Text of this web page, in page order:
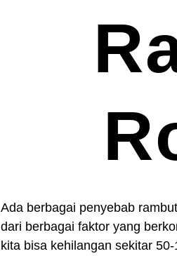
Ada berbagai penyebab
dari berbagai faktor yang
kita bisa kehilangan sekitar